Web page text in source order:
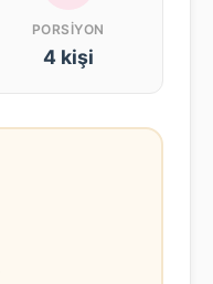
PORSIYON
4 kişi